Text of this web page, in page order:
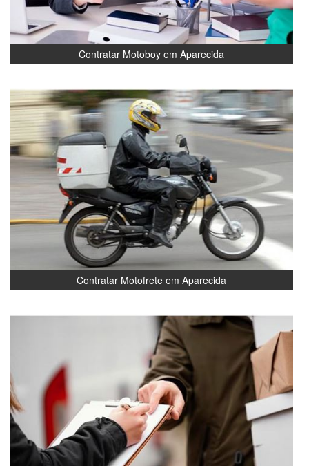
Contratar Motoboy em Aparecida
Contratar Motofrete em Aparecida